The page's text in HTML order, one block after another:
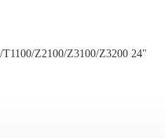
Z2100/Z3100/Z3200 24"